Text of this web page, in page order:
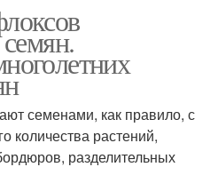
семенами, как правило, с
количества растений,
разделительных